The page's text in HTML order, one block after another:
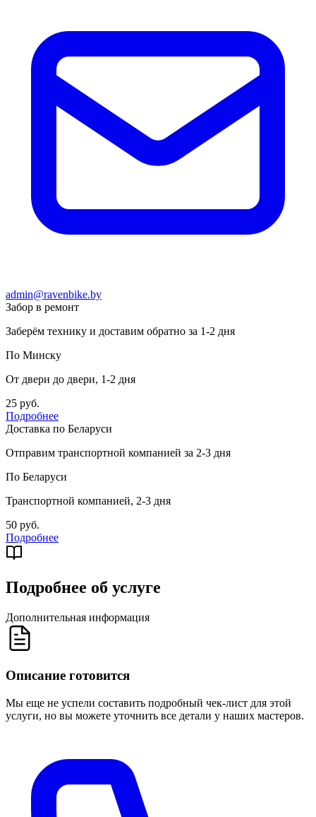
admin@ravenbike.by
Забор в ремонт
Заберём технику и доставим обратно за 1-2 дня
По Минску
От двери до двери, 1-2 дня
25 руб.
Подробнее
Доставка по Беларуси
Отправим транспортной компанией за 2-3 дня
По Беларуси
Транспортной компанией, 2-3 дня
50 руб.
Подробнее
Подробнее об услуге
Дополнительная информация
Описание готовится
Мы еще не успели составить подробный чек-лист для этой
услуги, но вы можете уточнить все детали у наших мастеров.